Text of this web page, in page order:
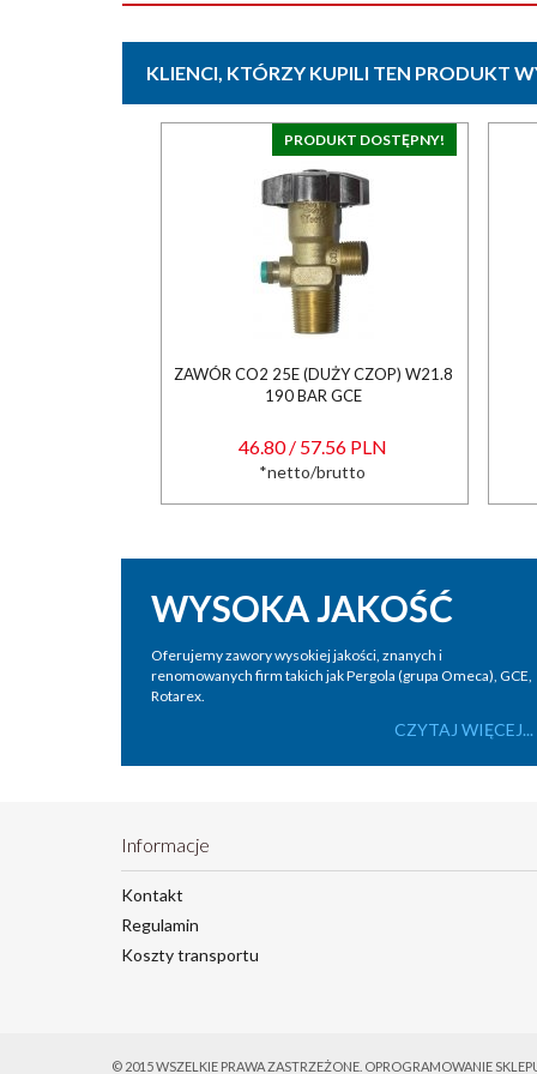
KLIENCI, KTÓRZY KUPILI TEN PRODUKT
PRODUKT DOSTĘPNY!
ZAWÓR CO2 25E (DUŻY CZOP) W21.8
190 BAR GCE
46.80 / 57.56 PLN
*netto/brutto
WYSOKA JAKOŚĆ
Oferujemy zawory wysokiej jakości, znanych i
renomowanych firm takich jak Pergola (grupa Omeca), GCE,
Rotarex.
CZYTAJ WIĘCEJ...
Informacje
Kontakt
Regulamin
Koszty transportu
© 2015 WSZELKIE PRAWA ZASTRZEŻONE. OPROGRAMOWANIE